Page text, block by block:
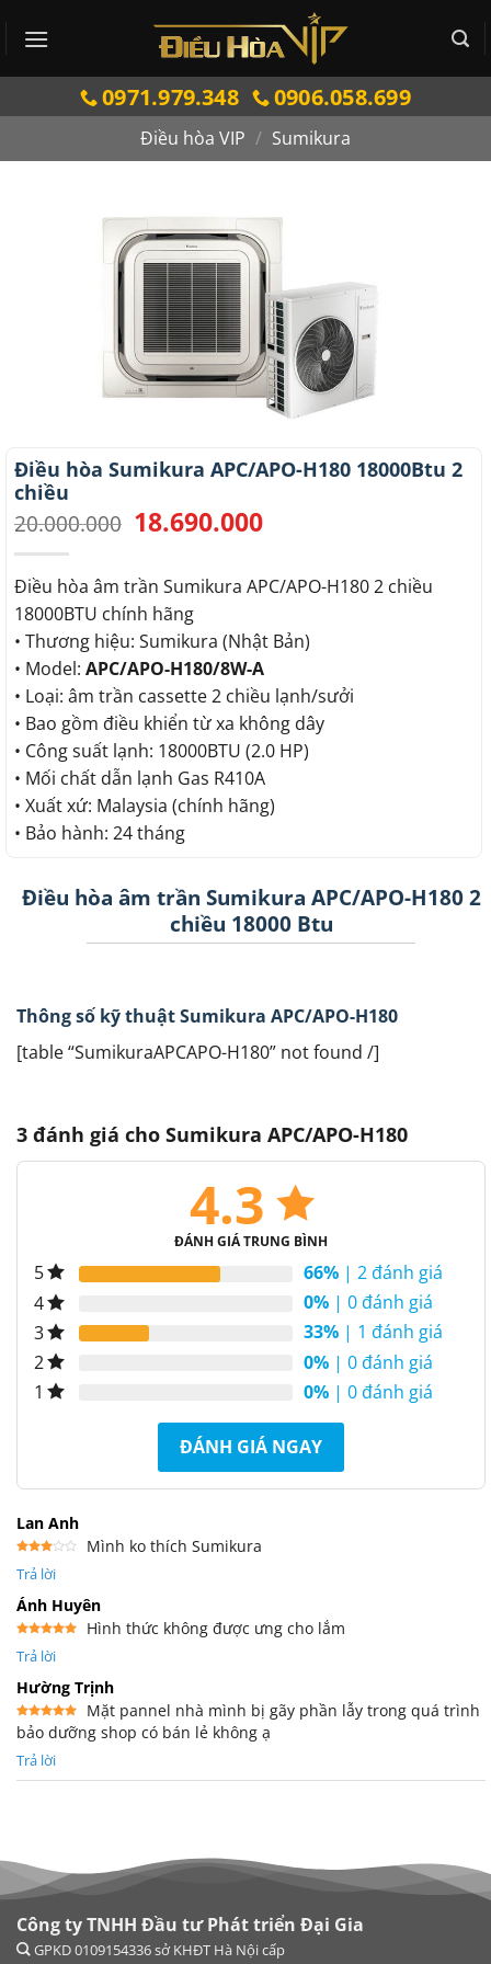
qua
0971.979.348 0906.058.699
Điều hòa VIP / Sumikura
Điều hòa Sumikura APC/APO-H180 18000Btu 2
chiều
20.000.000 Giá
gốc
20.000.000.
18.690.000Giá
là:
Điều hòa âm trần Sumikura APC/APO-H180 2 chiều
18000BTU chính hãng
• Thương hiệu: Sumikura (Nhật Bản)
• Model: APC/APO-H180/8W-A
• Loại: âm trần cassette 2 chiều lạnh/sưởi
• Bao gồm điều khiển từ xa không dây
• Công suất lạnh: 18000BTU (2.0 HP)
• Mối chất dẫn lạnh Gas R410A
• Xuất xứ: Malaysia (chính hãng)
• Bảo hành: 24 tháng
Điều hòa âm trần Sumikura APC/APO-H180 2
chiều 18000 Btu
Thông số kỹ thuật Sumikura APC/APO-H180
[table “SumikuraAPCAPO-H180” not found /]
3 đánh giá cho Sumikura APC/APO-H180
4.3
ĐÁNH GIÁ TRUNG BÌNH
5 66% | 2 đánh giá
4
0% | 0 đánh giá
3
33% | 1 đánh giá
2
0% | 0 đánh giá
1
0% | 0 đánh giá
ĐÁNH GIÁ NGAY
Lan Anh
xếp
35
sao
Mình ko thích Sumikura
Trả lời
Ánh Huyên
hạng5
Hình thức không được ưng cho lắm
Trả lời
Hường Trịnh
Được xếp
hạng 55
sao
Mặt pannel nhà mình bị gãy phần lẫy trong quá trình
bảo dưỡng shop có bán lẻ không ạ
Trả lời
Công ty TNHH Đầu tư Phát triển Đại Gia